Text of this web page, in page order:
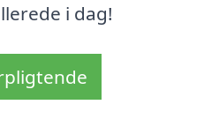
i dag!